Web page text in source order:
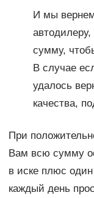
И мы
сумму,
В случае
удалось
качества,
При
Вам всю сумму
в иске плюс
каждый день